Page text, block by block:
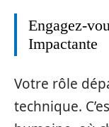
Engagez-
Impactante
Votre rôle
technique.